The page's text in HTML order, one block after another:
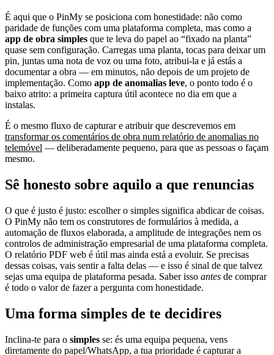
É aqui que o PinMy se posiciona com honestidade: não como
paridade de funções com uma plataforma completa, mas como a
app de obra simples que te leva do papel ao “fixado na planta”
quase sem configuração. Carregas uma planta, tocas para deixar um
pin, juntas uma nota de voz ou uma foto, atribui-la e já estás a
documentar a obra — em minutos, não depois de um projeto de
implementação. Como app de anomalias leve, o ponto todo é o
baixo atrito: a primeira captura útil acontece no dia em que a
instalas.
É o mesmo fluxo de capturar e atribuir que descrevemos em
transformar os comentários de obra num relatório de anomalias no
telemóvel — deliberadamente pequeno, para que as pessoas o façam
mesmo.
Sê honesto sobre aquilo a que renuncias
O que é justo é justo: escolher o simples significa abdicar de coisas.
O PinMy não tem os construtores de formulários à medida, a
automação de fluxos elaborada, a amplitude de integrações nem os
controlos de administração empresarial de uma plataforma completa.
O relatório PDF web é útil mas ainda está a evoluir. Se precisas
dessas coisas, vais sentir a falta delas — e isso é sinal de que talvez
sejas uma equipa de plataforma pesada. Saber isso antes de comprar
é todo o valor de fazer a pergunta com honestidade.
Uma forma simples de te decidires
Inclina-te para o simples se: és uma equipa pequena, vens
diretamente do papel/WhatsApp, a tua prioridade é capturar a